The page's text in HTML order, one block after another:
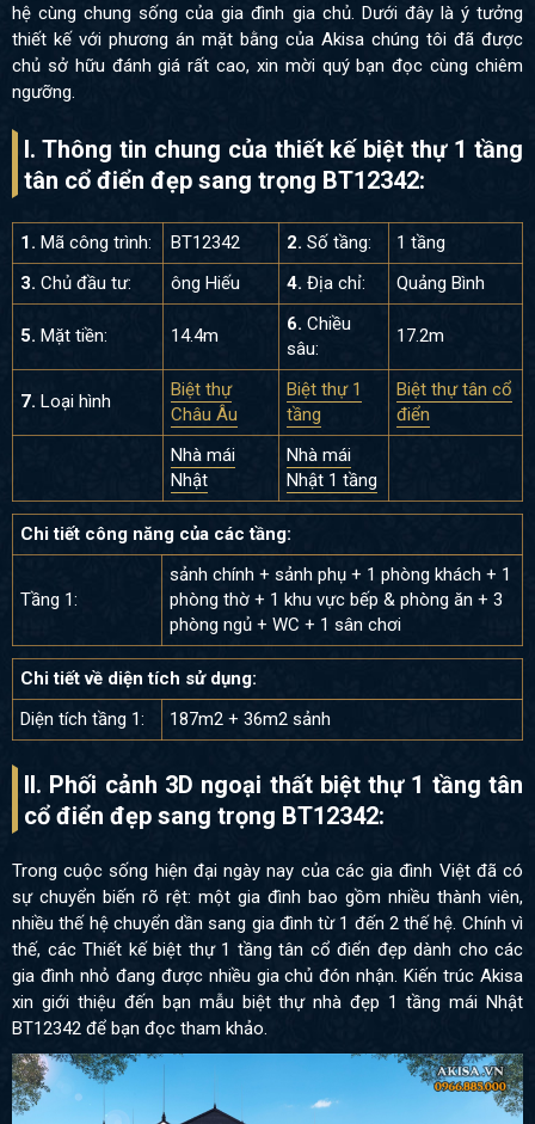
hệ cùng chung sống của gia đình gia chủ. Dưới đây là ý tưởng
thiết kế với phương án mặt bằng của Akisa chúng tôi đã được
chủ sở hữu đánh giá rất cao, xin mời quý bạn đọc cùng chiêm
ngưỡng.
I. Thông tin chung của thiết kế biệt thự 1 tầng
tân cổ điển đẹp sang trọng BT12342:
1. Mã công trình: BT12342 2. Số tầng:
1 tầng
3. Chủ đầu tư: ông Hiếu 4. Địa chỉ: Quảng Bình
5. Mặt tiền: 14.4m
6. Chiều
sâu:
17.2m
7. Loại hình
Biệt thự
Châu Âu
Biệt thự 1
tầng
Biệt thự tân cổ
điển
Nhà mái
Nhật
Nhà mái
Nhật 1 tầng
Chi tiết công năng của các tầng:
Tầng 1:
sảnh chính + sảnh phụ + 1 phòng khách + 1
phòng thờ + 1 khu vực bếp & phòng ăn + 3
phòng ngủ + WC + 1 sân chơi
Chi tiết về diện tích sử dụng:
Diện tích tầng 1:
187m2 + 36m2 sảnh
II. Phối cảnh 3D ngoại thất biệt thự 1 tầng tân
cổ điển đẹp sang trọng BT12342:
Trong cuộc sống hiện đại ngày nay của các gia đình Việt đã có
sự chuyển biến rõ rệt: một gia đình bao gồm nhiều thành viên,
nhiều thế hệ chuyển dần sang gia đình từ 1 đến 2 thế hệ. Chính vì
thế, các Thiết kế biệt thự 1 tầng tân cổ điển đẹp dành cho các
gia đình nhỏ đang được nhiều gia chủ đón nhận. Kiến trúc Akisa
xin giới thiệu đến bạn mẫu biệt thự nhà đẹp 1 tầng mái Nhật
BT12342 để bạn đọc tham khảo.